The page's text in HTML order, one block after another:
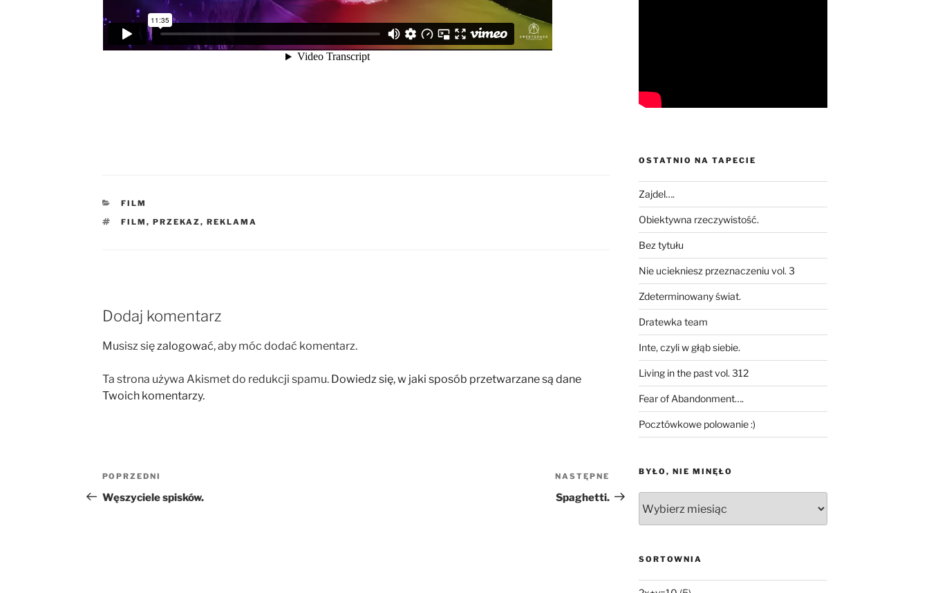
KATEGORIE
FILM
TAGI
FILM , PRZEKAZ, REKLAMA
Dodaj komentarz
Musisz sięzalogować, aby móc dodać komentarz.
Ta strona używa Akismet do redukcji spamu. Dowiedz się, w jaki sposób przetwarzane są dane
Twoich komentarzy.
Nawigacja
wpisu
Poprzedni
wpis
POPRZEDNI
Węszyciele spisków.
Następny
wpis
NASTĘPNE
Spaghetti.
OSTATNIO NA TAPECIE
Zajdel….
Obiektywna rzeczywistość.
Bez tytułu
Nie uciekniesz przeznaczeniu vol. 3
Zdeterminowany świat.
Dratewka team
Inte, czyli w głąb siebie.
Living in the past vol. 312
Fear of Abandonment….
Pocztówkowe polowanie :)
BYŁO, NIE MINĘŁO
nie
minęło
SORTOWNIA